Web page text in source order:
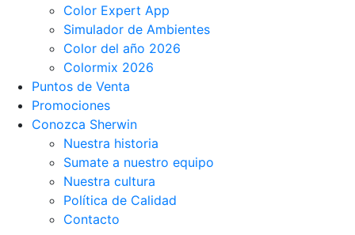
Color Expert App
Simulador de Ambientes
Color del año 2026
Colormix 2026
Puntos de Venta
Promociones
Conozca Sherwin
Nuestra historia
Sumate a nuestro equipo
Nuestra cultura
Política de Calidad
Contacto